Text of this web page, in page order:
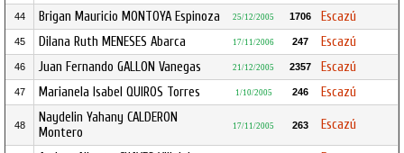
44 Brigan Mauricio MONTOYA Espinoza 25/12/2005 1706 Escazú
45 Dilana Ruth MENESES Abarca 17/11/2006 247 Escazú
46 Juan Fernando GALLON Vanegas 21/12/2005 2357 Escazú
47 Marianela Isabel QUIROS Torres 1/10/2005 246 Escazú
48
Naydelin Yahany CALDERON
Montero
17/11/2005 263 Escazú